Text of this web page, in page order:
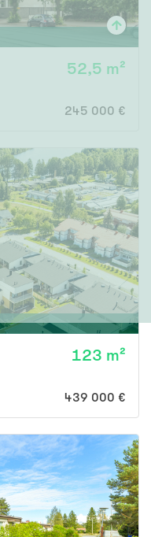
52,5 m²
245 000 €
123 m²
439 000 €